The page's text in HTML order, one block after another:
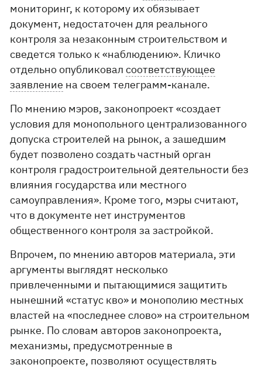
мониторинг, к которому их обязывает
документ, недостаточен для реального
контроля за незаконным строительством и
сведется только к «наблюдению». Кличко
отдельно опубликовалсоответствующее
заявление на своем телеграмм-канале.
По мнению мэров, законопроект «создает
условия для монопольного централизованного
допуска строителей на рынок, а зашедшим
будет позволено создать частный орган
контроля градостроительной деятельности без
влияния государства или местного
самоуправления». Кроме того, мэры считают,
что в документе нет инструментов
общественного контроля за застройкой.
Впрочем, по мнению авторов материала, эти
аргументы выглядят несколько
привлеченными и пытающимися защитить
нынешний «статус кво» и монополию местных
властей на «последнее слово» на строительном
рынке. По словам авторов законопроекта,
механизмы, предусмотренные в
законопроекте, позволяют осуществлять